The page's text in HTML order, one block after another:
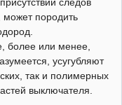
может породить
более или менее,
усугубляют
так и полимерных
выключателя.